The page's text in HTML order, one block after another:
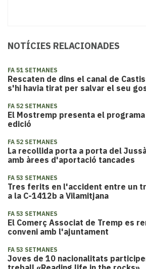
NOTÍCIES RELACIONADES
FA 51 SETMANES
Rescaten de dins el canal de
s'hi havia tirat per salvar el seu
FA 52 SETMANES
El Mostremp presenta el
edició
FA 52 SETMANES
La recollida porta a porta del
amb àrees d'aportació tancades
FA 53 SETMANES
Tres ferits en l'accident entre un
a la C-1412b a Vilamitjana
FA 53 SETMANES
El Comerç Associat de Tremp es
conveni amb l'ajuntament
FA 53 SETMANES
​Joves de 10 nacionalitats